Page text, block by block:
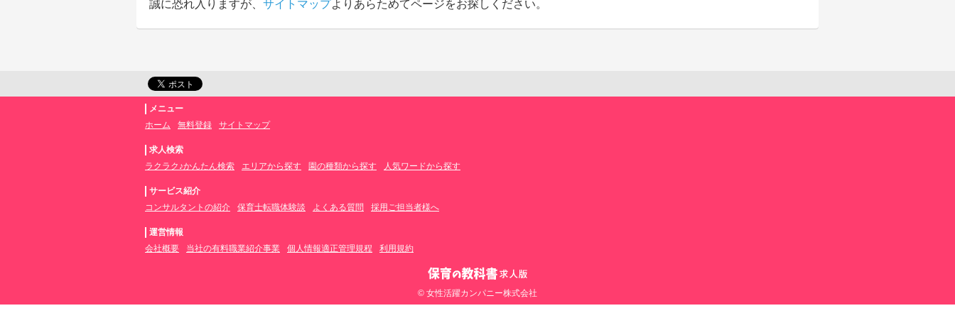
誠に恐れ入りますが、 サイトマップよりあらためてページをお探しください。
メニュー
ホーム
無料登録 サイトマップ
求人検索
ラクラク♪かんたん検索
エリアから探す 園の種類から探す 人気ワードから探す
サービス紹介
コンサルタントの紹介
保育士転職体験談 よくある質問 採用ご担当者様へ
運営情報
会社概要
当社の有料職業紹介事業 個人情報適正管理規程 利用規約
© 女性活躍カンパニー株式会社